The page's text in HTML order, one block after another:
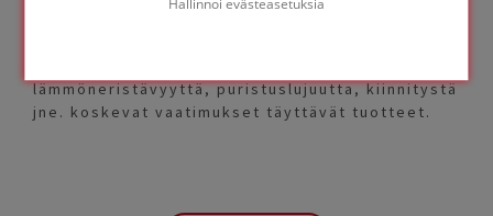
Hallinnoi evästeasetuksia
lämmöneristävyyttä, puristuslujuutta, kiinnitystä
jne. koskevat vaatimukset täyttävät tuotteet.